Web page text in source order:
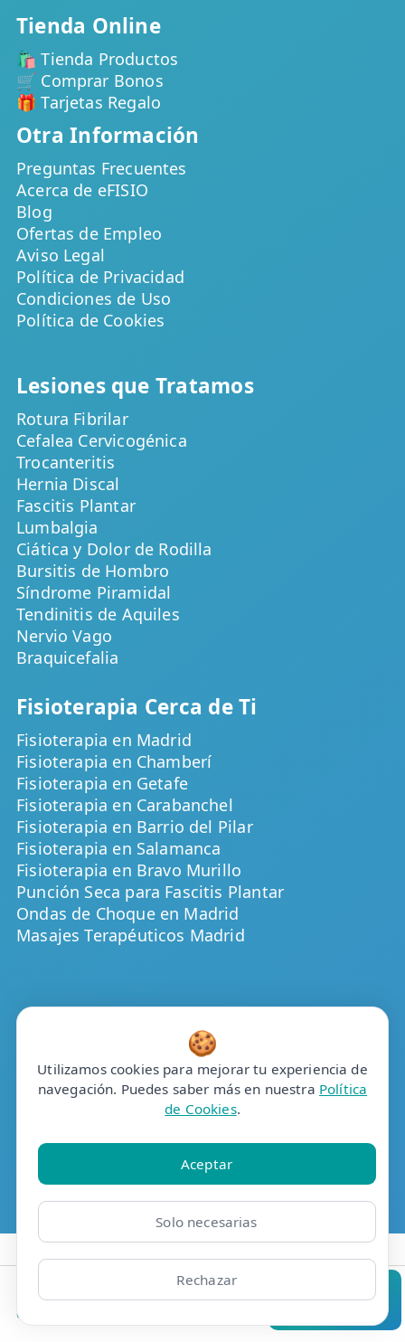
Clínicas
Tienda Online
🛍️ Tienda Productos
🛒 Comprar Bonos
🎁 Tarjetas Regalo
Otra Información
Preguntas Frecuentes
Acerca de eFISIO
Blog
Ofertas de Empleo
Aviso Legal
Política de Privacidad
Condiciones de Uso
Política de Cookies
Lesiones que Tratamos
Rotura Fibrilar
Cefalea Cervicogénica
Trocanteritis
Hernia Discal
Fascitis Plantar
Lumbalgia
Ciática y Dolor de Rodilla
Bursitis de Hombro
Síndrome Piramidal
Tendinitis de Aquiles
Nervio Vago
Braquicefalia
Fisioterapia Cerca de Ti
Fisioterapia en Madrid
Fisioterapia en Chamberí
Fisioterapia en Getafe
Fisioterapia en Carabanchel
Fisioterapia en Barrio del Pilar
Fisioterapia en Salamanca
Fisioterapia en Bravo Murillo
Punción Seca para Fascitis Plantar
Ondas de Choque en Madrid
Masajes Terapéuticos Madrid
🍪
Utilizamos cookies para mejorar tu experiencia de
navegación. Puedes saber más en nuestra Política
de Cookies.
Aceptar
Solo necesarias
Rechazar